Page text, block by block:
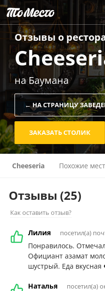
Отзывы о
на Баумана
← НА СТРАНИЦУ
ЗАКАЗАТЬ СТОЛИК
Cheeseria Похожие
Отзывы (25)
Как оставить отзыв?
Лилия посетил(а)
Понравилось.
Официант азамат
шустрый. Еда
Наталья посетил(а)